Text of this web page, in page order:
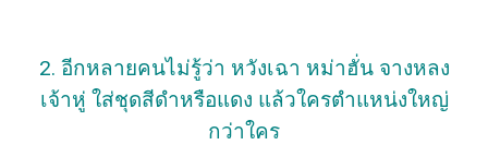
2. อีกหลายคนไม่รู้ว่า หวังเฉา หม่าฮั่น จางหลง
เจ้าหู่ ใส่ชุดสีดำหรือแดง แล้วใครตำแหน่งใหญ่
กว่าใคร